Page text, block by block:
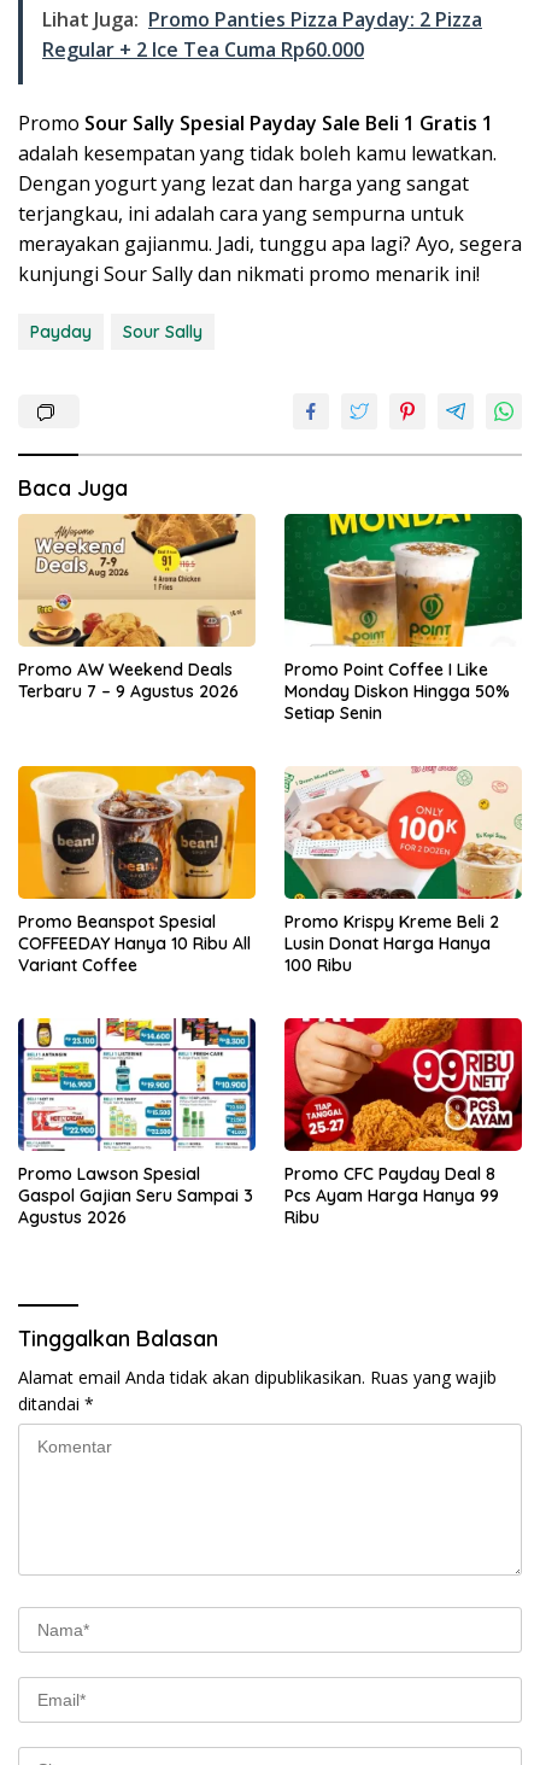
Lihat Juga: Promo Panties Pizza Payday: 2 Pizza
Regular + 2 Ice Tea Cuma Rp60.000
Promo Sour Sally Spesial Payday Sale Beli 1 Gratis 1
adalah kesempatan yang tidak boleh kamu lewatkan.
Dengan yogurt yang lezat dan harga yang sangat
terjangkau, ini adalah cara yang sempurna untuk
merayakan gajianmu. Jadi, tunggu apa lagi? Ayo, segera
kunjungi Sour Sally dan nikmati promo menarik ini!
Payday Sour Sally
Baca Juga
Promo AW Weekend Deals
Terbaru 7 – 9 Agustus 2026
Promo Point Coffee I Like
Monday Diskon Hingga 50%
Setiap Senin
Promo Beanspot Spesial
COFFEEDAY Hanya 10 Ribu All
Variant Coffee
Promo Krispy Kreme Beli 2
Lusin Donat Harga Hanya
100 Ribu
Promo Lawson Spesial
Gaspol Gajian Seru Sampai 3
Agustus 2026
Promo CFC Payday Deal 8
Pcs Ayam Harga Hanya 99
Ribu
Tinggalkan Balasan
Alamat email Anda tidak akan dipublikasikan. Ruas yang wajib
ditandai *